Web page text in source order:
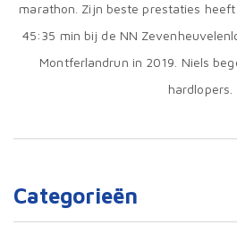
Categorieën
marathon. Zijn beste prestaties
45:35 min bij de NN
Montferlandrun in 2019. Niels
hardlopers.